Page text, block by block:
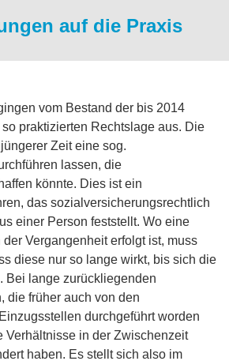
auf die Praxis
vom Bestand der bis 2014
praktizierten Rechtslage aus. Die
Zeit eine sog.
lassen, die
könnte. Dies ist ein
das sozialversicherungsrechtlich
einer Person feststellt. Wo eine
Vergangenheit erfolgt ist, muss
diese nur so lange wirkt, bis sich die
Bei lange zurückliegenden
die früher auch von den
durchgeführt worden
Verhältnisse in der Zwischenzeit
haben. Es stellt sich also im